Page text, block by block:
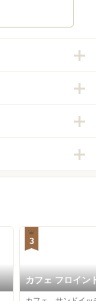
3
カフェ フロイン
ーブ 本店